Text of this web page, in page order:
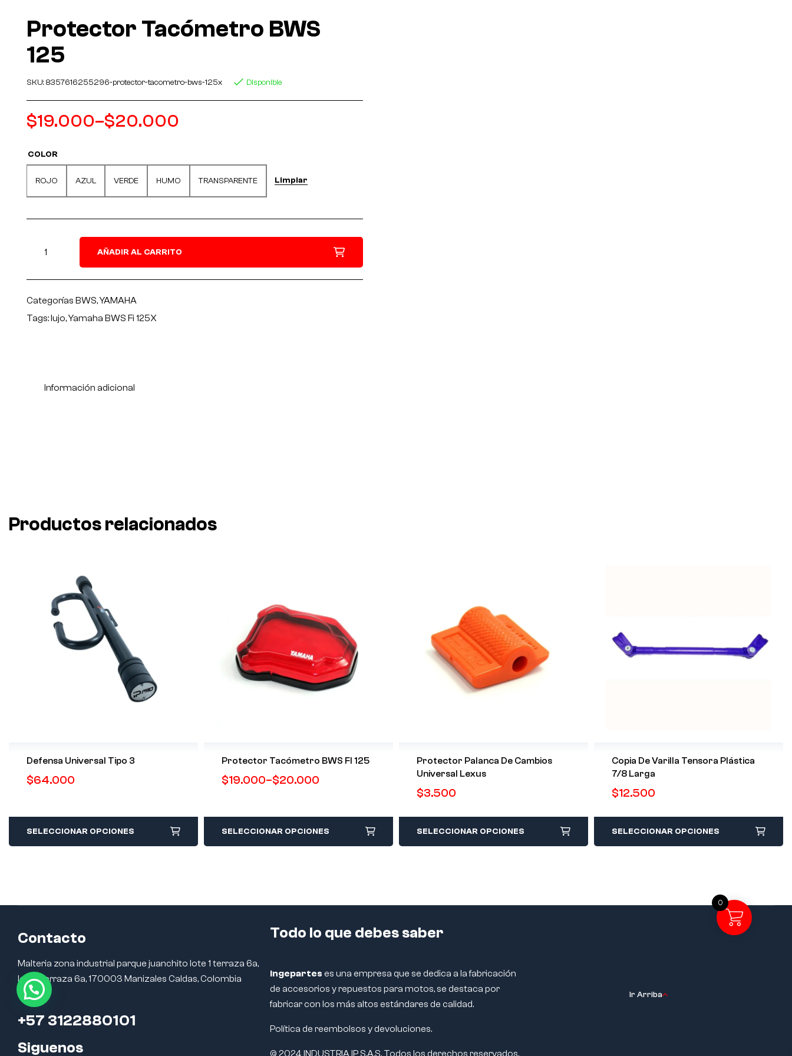
Protector Tacómetro BWS
125
SKU: 8357616255296-protector-tacometro-bws-125x Disponible
$19.000–$20.000
COLOR
ROJO AZUL VERDE HUMO TRANSPARENTE Limpiar
AÑADIR AL CARRITO
Categorías BWS,YAMAHA
Tags:lujo,Yamaha BWS Fi 125X
Información adicional
Productos relacionados
Defensa Universal Tipo 3
$64.000
SELECCIONAR OPCIONES
Protector Tacómetro BWS FI 125
$19.000–$20.000
SELECCIONAR OPCIONES
Protector Palanca De Cambios
Universal Lexus
$3.500
SELECCIONAR OPCIONES
Copia De Varilla Tensora Plástica
7/8 Larga
$12.500
SELECCIONAR OPCIONES
Contacto
Malteria zona industrial parque juanchito lote 1 terraza 6a,
lote 1 terraza 6a, 170003 Manizales Caldas, Colombia
+57 3122880101
Siguenos
Todo lo que debes saber
Ingepartes es una empresa que se dedica a la fabricación
de accesorios y repuestos para motos, se destaca por
fabricar con los más altos estándares de calidad.
Política de reembolsos y devoluciones.
© 2024 INDUSTRIA IP S.A.S. Todos los derechos reservados.
Ir Arriba
0